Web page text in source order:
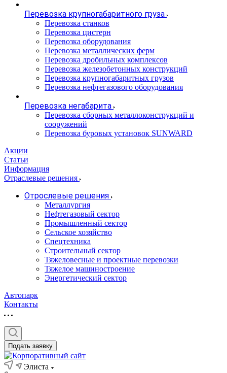
Перевозка крупногабаритного груза
Перевозка станков
Перевозка цистерн
Перевозка оборудования
Перевозка металлических ферм
Перевозка дробильных комплексов
Перевозка железобетонных конструкций
Перевозка крупногабаритных грузов
Перевозка нефтегазового оборудования
Перевозка негабарита
Перевозка сборных металлоконструкций и
сооружений
Перевозка буровых установок SUNWARD
Акции
Статьи
Информация
Отраслевые решения
Отрослевые решения
Металлургия
Нефтегазовый сектор
Промышленный сектор
Сельское хозяйство
Спецтехника
Строительный сектор
Тяжеловесные и проектные перевозки
Тяжелое машиностроение
Энергетический сектор
Автопарк
Контакты
Подать заявку
Элиста